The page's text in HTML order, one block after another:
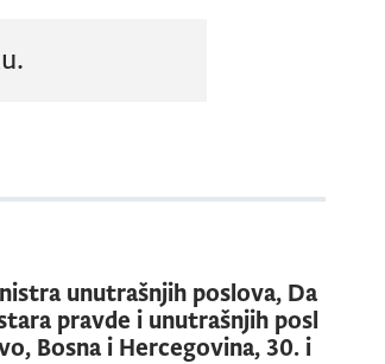
unutrašnjih poslova, Da
pravde i unutrašnjih posl
Bosna i Hercegovina, 30. i